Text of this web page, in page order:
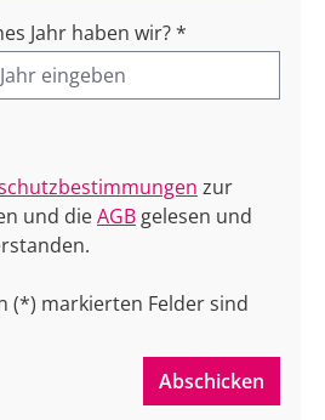
Jahr haben wir? *
zur
und dieAGB gelesen und
(*) markierten Felder sind
Abschicken